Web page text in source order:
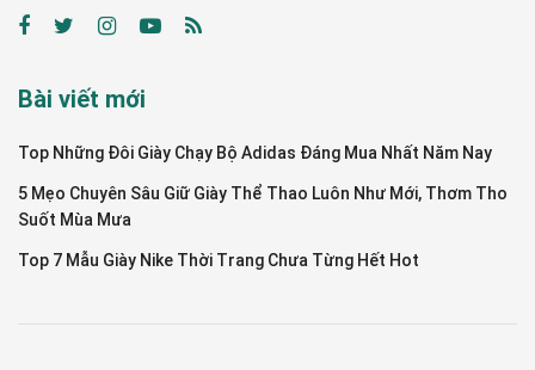
Bài viết mới
Top Những Đôi Giày Chạy Bộ Adidas Đáng Mua Nhất Năm Nay
5 Mẹo Chuyên Sâu Giữ Giày Thể Thao Luôn Như Mới, Thơm Tho
Suốt Mùa Mưa
Top 7 Mẫu Giày Nike Thời Trang Chưa Từng Hết Hot